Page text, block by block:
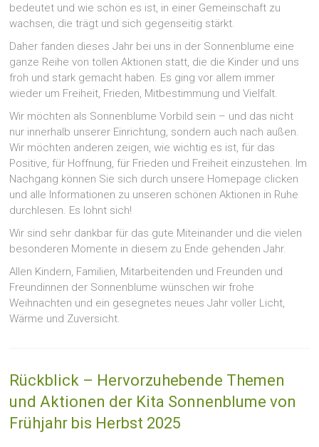
bedeutet und wie schön es ist, in einer Gemeinschaft zu
wachsen, die trägt und sich gegenseitig stärkt.
Daher fanden dieses Jahr bei uns in der Sonnenblume eine
ganze Reihe von tollen Aktionen statt, die die Kinder und uns
froh und stark gemacht haben. Es ging vor allem immer
wieder um Freiheit, Frieden, Mitbestimmung und Vielfalt.
Wir möchten als Sonnenblume Vorbild sein – und das nicht
nur innerhalb unserer Einrichtung, sondern auch nach außen.
Wir möchten anderen zeigen, wie wichtig es ist, für das
Positive, für Hoffnung, für Frieden und Freiheit einzustehen. Im
Nachgang können Sie sich durch unsere Homepage clicken
und alle Informationen zu unseren schönen Aktionen in Ruhe
durchlesen. Es lohnt sich!
Wir sind sehr dankbar für das gute Miteinander und die vielen
besonderen Momente in diesem zu Ende gehenden Jahr.
Allen Kindern, Familien, Mitarbeitenden und Freunden und
Freundinnen der Sonnenblume wünschen wir frohe
Weihnachten und ein gesegnetes neues Jahr voller Licht,
Wärme und Zuversicht.
Rückblick – Hervorzuhebende Themen
und Aktionen der Kita Sonnenblume von
Frühjahr bis Herbst 2025